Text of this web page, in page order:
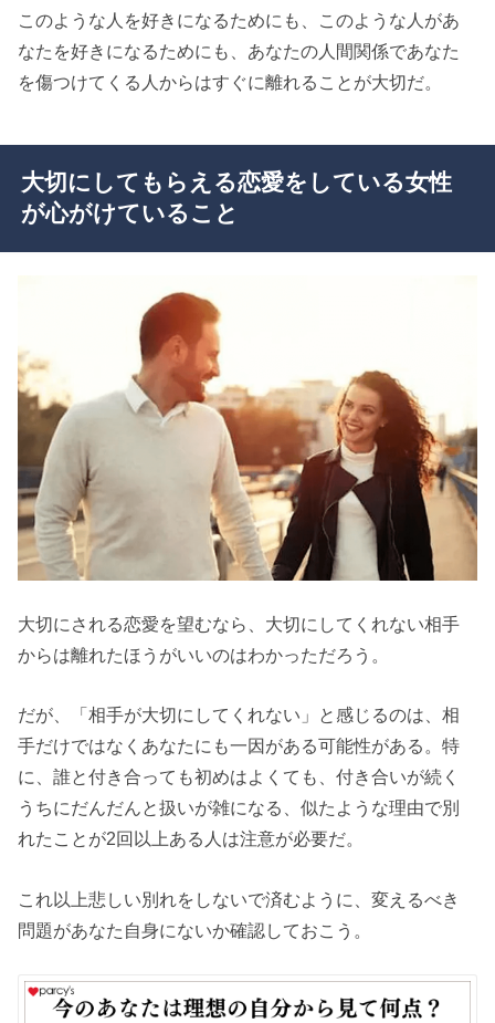
このような人を好きになるためにも、このような人があ
なたを好きになるためにも、あなたの人間関係であなた
を傷つけてくる人からはすぐに離れることが大切だ。
大切にしてもらえる恋愛をしている女性
が心がけていること
大切にされる恋愛を望むなら、大切にしてくれない相手
からは離れたほうがいいのはわかっただろう。
だが、「相手が大切にしてくれない」と感じるのは、相
手だけではなくあなたにも一因がある可能性がある。特
に、誰と付き合っても初めはよくても、付き合いが続く
うちにだんだんと扱いが雑になる、似たような理由で別
れたことが2回以上ある人は注意が必要だ。
これ以上悲しい別れをしないで済むように、変えるべき
問題があなた自身にないか確認しておこう。